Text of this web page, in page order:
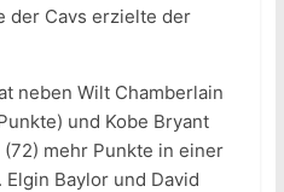
der Cavs erzielte der
neben Wilt Chamberlain
und Kobe Bryant
mehr Punkte in einer
Baylor und David